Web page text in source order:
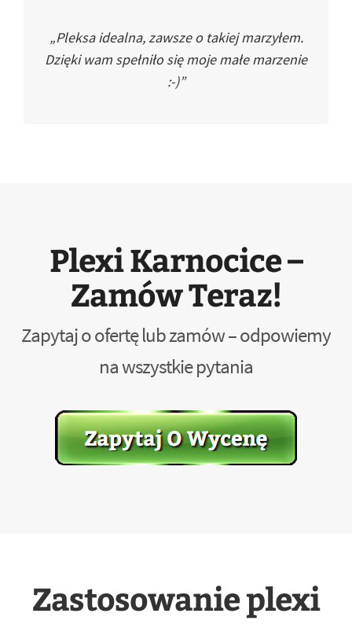
„Pleksa idealna, zawsze o takiej marzyłem.
Dzięki wam spełniło się moje małe marzenie
:-)”
Plexi Karnocice –
Zamów Teraz!
Zapytaj o ofertę lub zamów – odpowiemy
na wszystkie pytania
Zastosowanie plexi